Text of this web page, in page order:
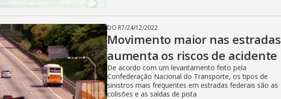
DO R7/24/12/2022
Movimento maior nas estradas
aumenta os riscos de acidente
De acordo com um levantamento feito pela
Confederação Nacional do Transporte, os tipos de
sinistros mais frequentes em estradas federais são as
colisões e as saídas de pista